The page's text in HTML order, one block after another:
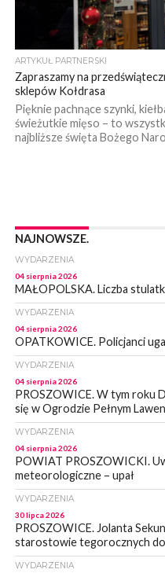
ARTYKUŁ PARTNERSKI
Zapraszamy na
sklepów Kołdrasa
Pięknie pachnące szynki,
świeżutkie mięso – to
najbliższe święta Bożego
NAJNOWSZE.
WYDARZENIA
04 sierpnia 2026
MAŁOPOLSKA. Liczba
WYDARZENIA
04 sierpnia 2026
OPATKOWICE. Policjanci
WYDARZENIA
04 sierpnia 2026
PROSZOWICE. W tym roku
się w Ogrodzie Pełnym
WYDARZENIA
04 sierpnia 2026
POWIAT PROSZOWICKI.
meteorologiczne – upał
WYDARZENIA
30 lipca 2026
PROSZOWICE. Jolanta
starostowie tegorocznych
WYDARZENIA